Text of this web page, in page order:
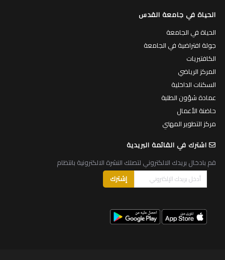
الحياة في جامعة القدس
الحياة في الجامعة
جولة افتراضية في الجامعة
الكافتيريات
المركز الرياضي
السكنات الداخلية
عمادة شؤون الطلبة
حاضنة الأعمال
مركز التطوير المهني
اشترك في القائمة البريدية
قم بادخال بريدك الالكتروني لتصلك النشرة الالكترونية بانتظام